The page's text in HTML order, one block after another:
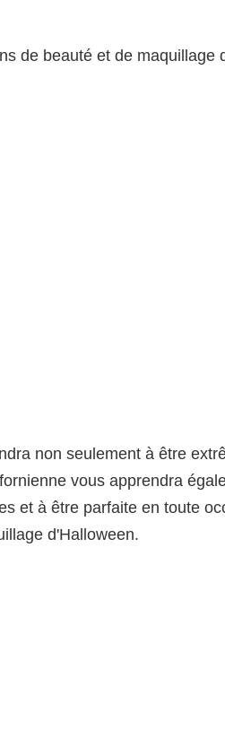
de beauté et de maquillage
non seulement à être
vous apprendra
et à être parfaite en toute
d'Halloween.